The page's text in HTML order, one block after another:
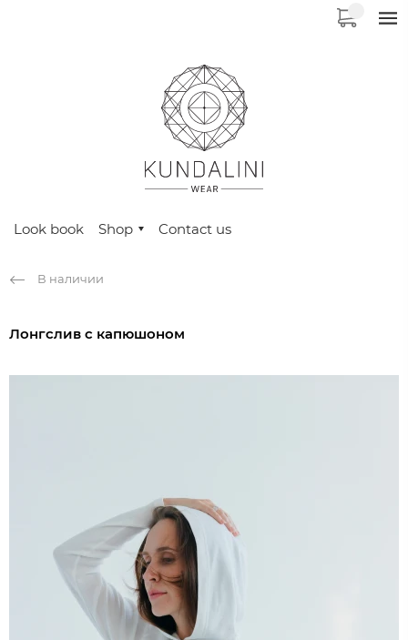
Look book Shop Contact us
В наличии
Лонгслив с капюшоном